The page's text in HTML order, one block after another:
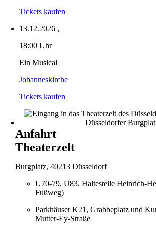
Tickets kaufen
13.12.2026 ,
18:00 Uhr
Ein Musical
Johanneskirche
Tickets kaufen
Anfahrt
Theaterzelt
Burgplatz, 40213 Düsseldorf
U70-79, U83, Haltestelle Heinrich-
Fußweg)
Parkhäuser K21, Grabbeplatz und
Mutter-Ey-Straße